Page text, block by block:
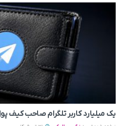
یک میلیارد کاربر تلگرام صاحب کیف